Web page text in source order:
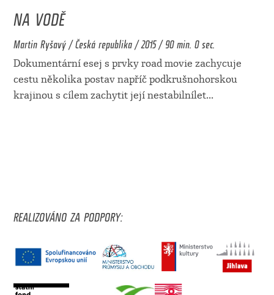
NA VODĚ
Martin Ryšavý / Česká republika / 2015 / 90 min. 0 sec.
Dokumentární esej s prvky road movie zachycuje
cestu několika postav napříč podkrušnohorskou
krajinou s cílem zachytit její nestabilnílet...
REALIZOVÁNO ZA PODPORY: